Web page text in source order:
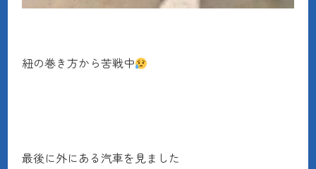
紐の巻き方から苦戦中
最後に外にある汽車を見ました